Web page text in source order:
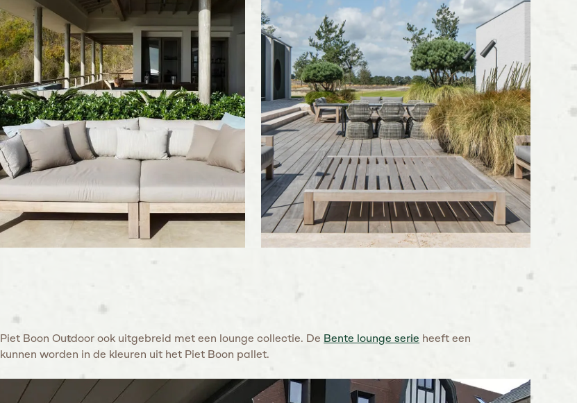
Boon Outdoor ook uitgebreid met een lounge collectie. De Bente lounge serie heeft een
worden in de kleuren uit het Piet Boon pallet.